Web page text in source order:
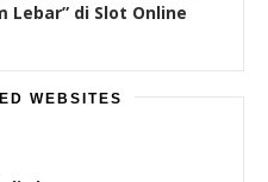
Lebar” di Slot Online
WEBSITES